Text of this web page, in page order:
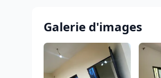
Galerie d'images